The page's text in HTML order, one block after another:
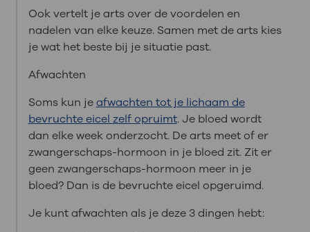
Ook vertelt je arts over de voordelen en
nadelen van elke keuze. Samen met de arts kies
je wat het beste bij je situatie past.
Afwachten
Soms kun jeafwachten tot je lichaam de
bevruchte eicel zelf opruimt. Je bloed wordt
dan elke week onderzocht. De arts meet of er
zwangerschaps-hormoon in je bloed zit. Zit er
geen zwangerschaps-hormoon meer in je
bloed? Dan is de bevruchte eicel opgeruimd.
Je kunt afwachten als je deze 3 dingen hebt: